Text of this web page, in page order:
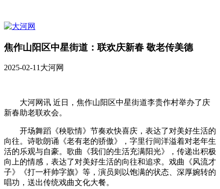
焦作山阳区中星街道：联欢庆新春 敬老传美德
2025-02-11大河网
大河网讯 近日，焦作山阳区中星街道李贵作村举办了庆
新春助老联欢会。
开场舞蹈《秧歌情》节奏欢快喜庆，表达了对美好生活的
向往。诗歌朗诵《老有老的骄傲》，字里行间洋溢着对老年生
活的乐观与自豪。歌曲《我们的生活充满阳光》，传递出积极
向上的情感，表达了对美好生活的向往和追求。戏曲《风流才
子》《打一杆帅字旗》等，演员则以饱满的状态、深厚婉转的
唱功，送出传统戏曲文化大餐。